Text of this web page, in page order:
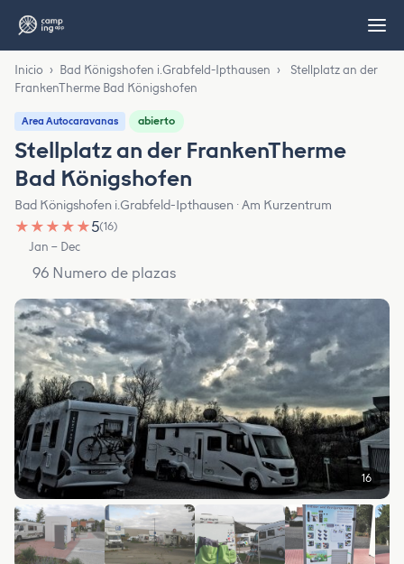
Inicio › Bad Königshofen i.Grabfeld-Ipthausen ›
Stellplatz an der
FrankenTherme Bad Königshofen
Area Autocaravanas abierto
Stellplatz an der FrankenTherme
Bad Königshofen
Bad Königshofen i.Grabfeld-Ipthausen · Am Kurzentrum
★ ★ ★ ★ ★5(16)
Jan – Dec
96 Numero de plazas
16